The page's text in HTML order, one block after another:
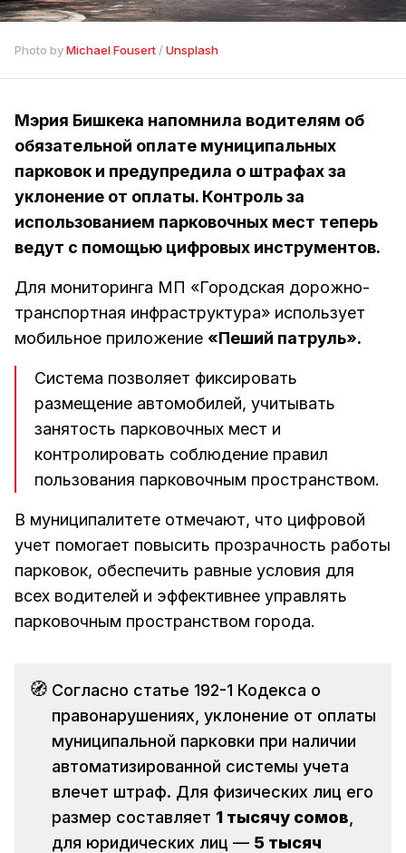
Photo by Michael Fousert / Unsplash
Мэрия Бишкека напомнила водителям об
обязательной оплате муниципальных
парковок и предупредила о штрафах за
уклонение от оплаты. Контроль за
использованием парковочных мест теперь
ведут с помощью цифровых инструментов.
Для мониторинга МП «Городская дорожно-
транспортная инфраструктура» использует
мобильное приложение «Пеший патруль».
Система позволяет фиксировать
размещение автомобилей, учитывать
занятость парковочных мест и
контролировать соблюдение правил
пользования парковочным пространством.
В муниципалитете отмечают, что цифровой
учет помогает повысить прозрачность работы
парковок, обеспечить равные условия для
всех водителей и эффективнее управлять
парковочным пространством города.
🧭 Согласно статье 192-1 Кодекса о
правонарушениях, уклонение от оплаты
муниципальной парковки при наличии
автоматизированной системы учета
влечет штраф. Для физических лиц его
размер составляет 1 тысячу сомов
для юридических лиц — 5 тысяч